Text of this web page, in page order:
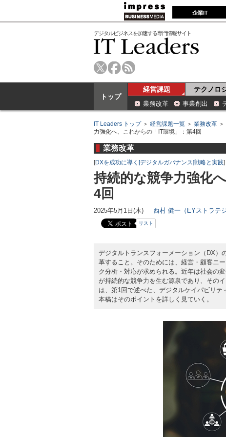
企業IT
デジタルビジネスを加速する専門情報サイト
トップ
経営課題 テクノロ
業務改革 事業創出
IT Leaders トップ＞ 経営課題一覧 ＞ 業務改革 ＞
力強化へ、これからの「IT環境」：第4回
業務改革
[DXを成功に導く[デジタルガバナンス]戦略と実践]
持続的な競争力強化
4回
2025年5月1日(木) 西村 健一（EYストラテ
リスト
デジタルトランスフォーメーション（DX）
革すること。そのためには、経営・顧客ニ
ク分析・対応が求められる。近年は社会の
が持続的な競争力を生む源泉であり、その
は、第1回で述べた、デジタルケイパビリテ
本稿はそのポイントを詳しく見ていく。